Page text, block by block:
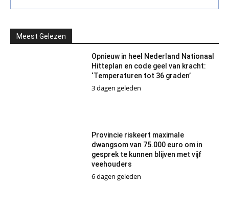
Meest Gelezen
Opnieuw in heel Nederland Nationaal
Hitteplan en code geel van kracht:
‘Temperaturen tot 36 graden’
3 dagen geleden
Provincie riskeert maximale
dwangsom van 75.000 euro om in
gesprek te kunnen blijven met vijf
veehouders
6 dagen geleden